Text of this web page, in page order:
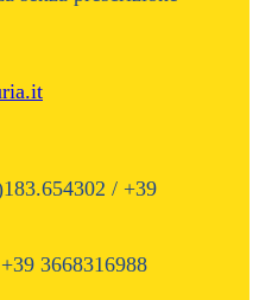
/ +39
3668316988